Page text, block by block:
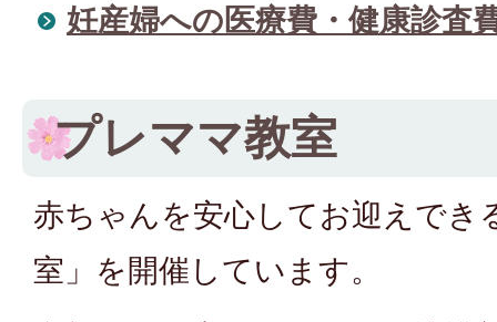
妊産婦への医療費・健康診査
プレママ教室
赤ちゃんを安心してお迎えでき
室」を開催しています。